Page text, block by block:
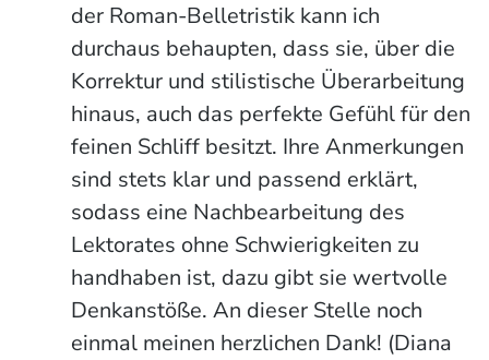
der Roman-Belletristik kann ich
durchaus behaupten, dass sie, über die
Korrektur und stilistische Überarbeitung
hinaus, auch das perfekte Gefühl für den
feinen Schliff besitzt. Ihre Anmerkungen
sind stets klar und passend erklärt,
sodass eine Nachbearbeitung des
Lektorates ohne Schwierigkeiten zu
handhaben ist, dazu gibt sie wertvolle
Denkanstöße. An dieser Stelle noch
einmal meinen herzlichen Dank! (Diana